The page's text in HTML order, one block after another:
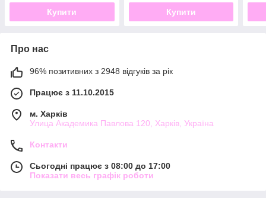
Купити Купити
Про нас
96% позитивних з 2948 відгуків за рік
Працює з 11.10.2015
м. Харків
Улица Академика Павлова 120, Харків, Україна
Контакти
Сьогодні працює з 08:00 до 17:00
Показати весь графік роботи